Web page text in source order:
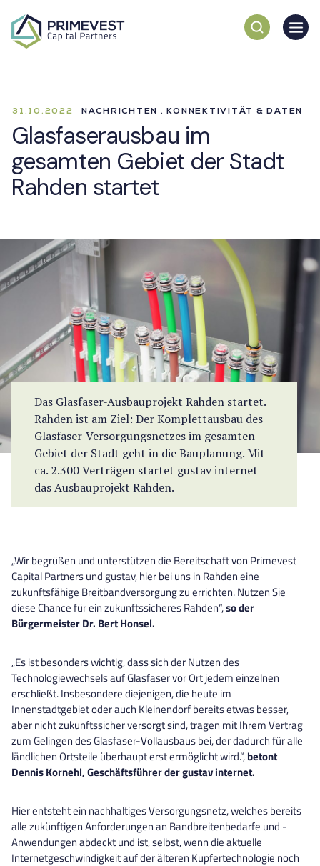
31.10.2022 NACHRICHTEN . KONNEKTIVITÄT & DATEN
Glasfaserausbau im
gesamten Gebiet der Stadt
Rahden startet
Das Glasfaser-Ausbauprojekt Rahden startet.
Rahden ist am Ziel: Der Komplettausbau des
Glasfaser-Versorgungsnetzes im gesamten
Gebiet der Stadt geht in die Bauplanung. Mit
ca. 2.300 Verträgen startet gustav internet
das Ausbauprojekt Rahden.
„Wir begrüßen und unterstützen die Bereitschaft von Primevest
Capital Partners und gustav, hier bei uns in Rahden eine
zukunftsfähige Breitbandversorgung zu errichten. Nutzen Sie
diese Chance für ein zukunftssicheres Rahden“,so der
Bürgermeister Dr. Bert Honsel.
„Es ist besonders wichtig, dass sich der Nutzen des
Technologiewechsels auf Glasfaser vor Ort jedem einzelnen
erschließt. Insbesondere diejenigen, die heute im
Innenstadtgebiet oder auch Kleinendorf bereits etwas besser,
aber nicht zukunftssicher versorgt sind, tragen mit Ihrem Vertrag
zum Gelingen des Glasfaser-Vollausbaus bei, der dadurch für alle
ländlichen Ortsteile überhaupt erst ermöglicht wird.“,betont
Dennis Kornehl, Geschäftsführer der gustav internet.
Hier entsteht ein nachhaltiges Versorgungsnetz, welches bereits
alle zukünftigen Anforderungen an Bandbreitenbedarfe und -
Anwendungen abdeckt und ist, selbst, wenn die aktuelle
Internetgeschwindigkeit auf der älteren Kupfertechnologie noch